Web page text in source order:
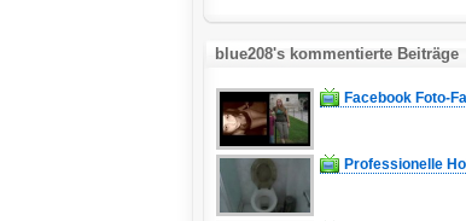
blue208's kommentierte Beiträge
Facebook Foto-
Professionelle